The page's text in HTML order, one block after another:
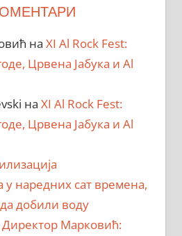
на XI Al Rock Fest:
Црвена Јабука и Al
на XI Al Rock Fest:
Црвена Јабука и Al
наредних сат времена,
добили воду
Директор Марковић: